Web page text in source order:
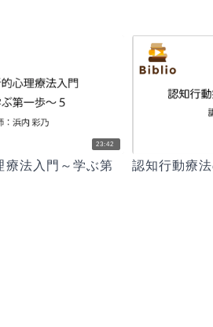
23:42
療法入門～学ぶ第
認知行動療